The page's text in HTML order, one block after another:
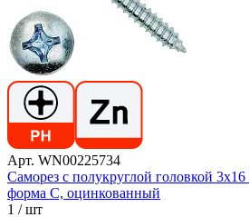
Арт. WN00225734
Саморез с полукруглой головкой
форма C, оцинкованный
1 / шт